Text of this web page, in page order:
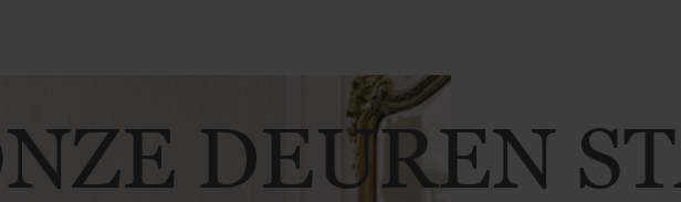
DEUREN